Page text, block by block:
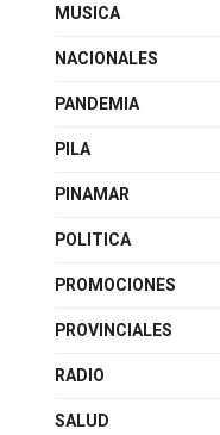
MUSICA
NACIONALES
PANDEMIA
PILA
PINAMAR
POLITICA
PROMOCIONES
PROVINCIALES
RADIO
SALUD